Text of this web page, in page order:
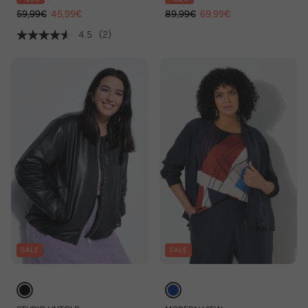
59,99€ 45,99€
4.5
(2)
89,99€ 69,99€
SALE SALE